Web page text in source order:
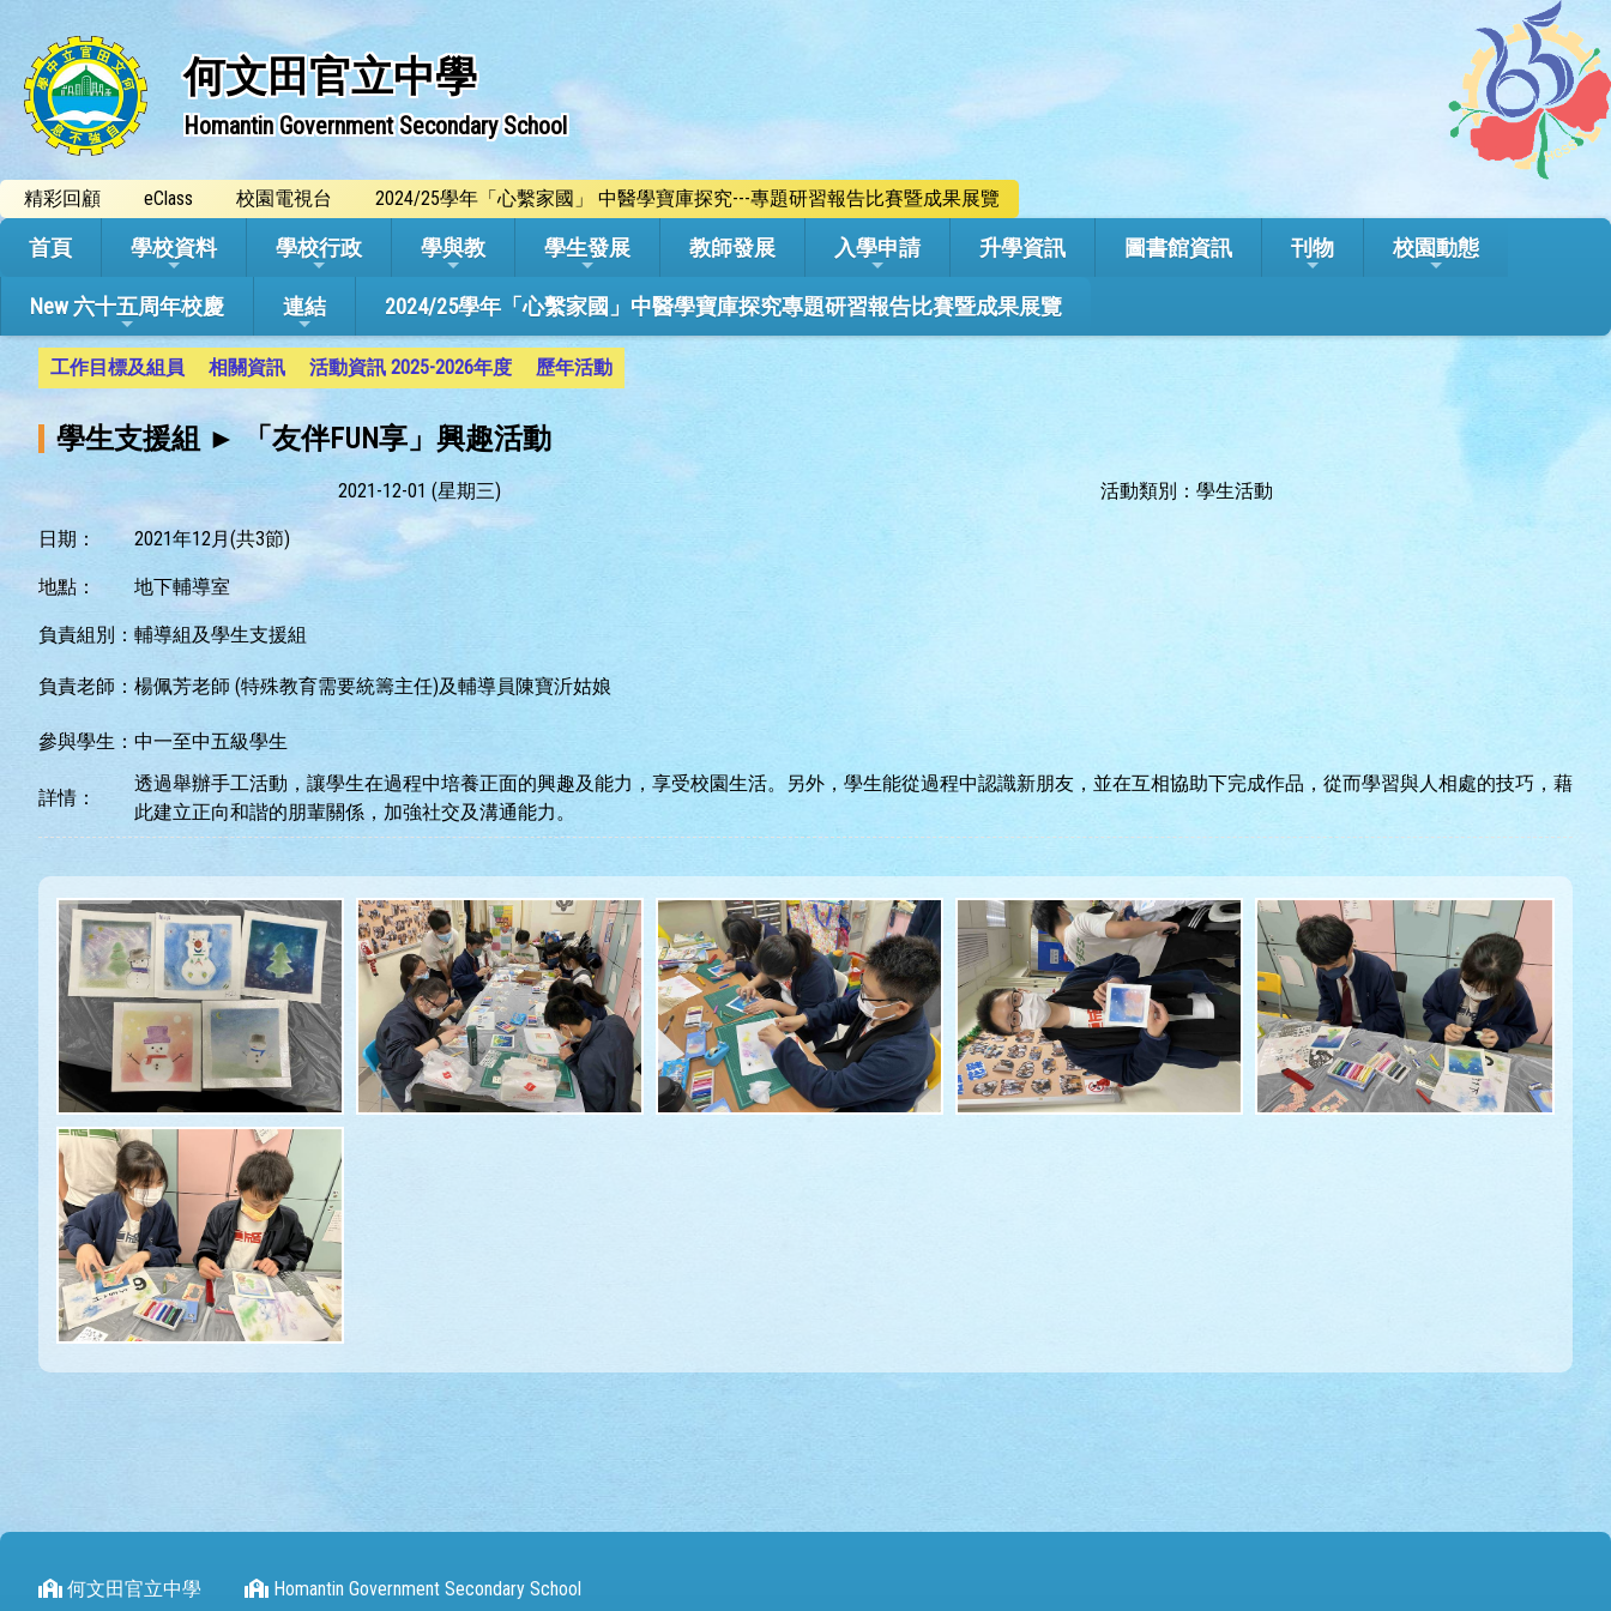
何文田官立中學
Homantin Government Secondary School
精彩回顧 eClass 校園電視台 2024/25學年「心繫家國」 中醫學寶庫探究---專題研習報告比賽暨成果展覽
首頁 學校資料 學校行政 學與教 學生發展 教師發展 入學申請 升學資訊 圖書館資訊 刊物 校園動態
New 六十五周年校慶 連結 2024/25學年「心繫家國」中醫學寶庫探究專題研習報告比賽暨成果展覽
工作目標及組員 相關資訊 活動資訊 2025-2026年度 歷年活動
學生支援組 ► 「友伴FUN享」興趣活動
2021-12-01 (星期三) 活動類別：學生活動
日期： 2021年12月(共3節)
地點： 地下輔導室
負責組別： 輔導組及學生支援組
負責老師： 楊佩芳老師 (特殊教育需要統籌主任)及輔導員陳寶沂姑娘
參與學生： 中一至中五級學生
詳情：
透過舉辦手工活動，讓學生在過程中培養正面的興趣及能力，享受校園生活。另外，學生能從過程中認識新朋友，並在互相協助下完成作品，從而學習與人相處的技巧，藉
此建立正向和諧的朋輩關係，加強社交及溝通能力。
何文田官立中學 Homantin Government Secondary School